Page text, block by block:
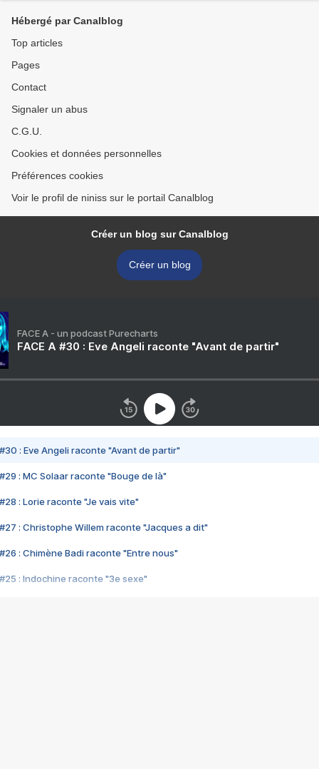
Hébergé par Canalblog
Top articles
Pages
Contact
Signaler un abus
C.G.U.
Cookies et données personnelles
Préférences cookies
Voir le profil de niniss sur le portail Canalblog
Créer un blog sur Canalblog
Créer un blog
FACE A - un podcast Purecharts
FACE A #30 : Eve Angeli raconte "Avant de partir"
#30 : Eve Angeli raconte "Avant de partir"
#29 : MC Solaar raconte "Bouge de là"
#28 : Lorie raconte "Je vais vite"
#27 : Christophe Willem raconte "Jacques a dit"
#26 : Chimène Badi raconte "Entre nous"
#25 : Indochine raconte "3e sexe"